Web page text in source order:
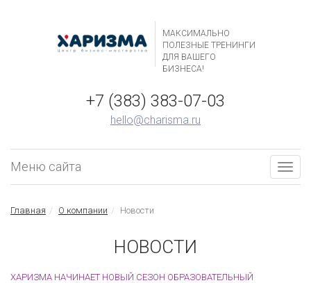
МАКСИМАЛЬНО
ПОЛЕЗНЫЕ ТРЕНИНГИ
ДЛЯ ВАШЕГО
БИЗНЕСА!
+7 (383) 383-07-03
hello@charisma.ru
Меню сайта
Главная О компании Новости
НОВОСТИ
ХАРИЗМА НАЧИНАЕТ НОВЫЙ СЕЗОН ОБРАЗОВАТЕЛЬНЫЙ